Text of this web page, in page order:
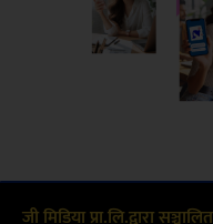
जी मिडिया प्रा.लि.द्वारा